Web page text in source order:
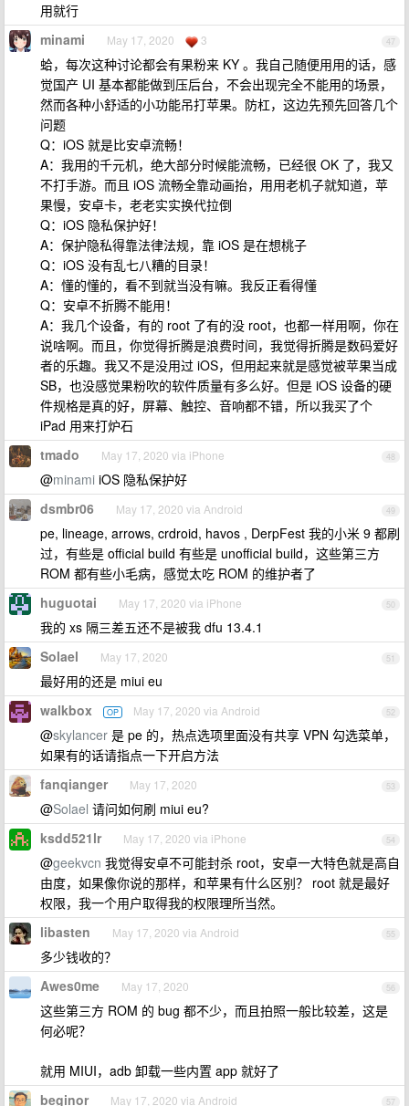
用就行
47
minami May 17, 2020 3
蛤，每次这种讨论都会有果粉来 KY 。我自己随便用用的话，感
觉国产 UI 基本都能做到压后台，不会出现完全不能用的场景，
然而各种小舒适的小功能吊打苹果。防杠，这边先预先回答几个
问题
Q：iOS 就是比安卓流畅！
A：我用的千元机，绝大部分时候能流畅，已经很 OK 了，我又
不打手游。而且 iOS 流畅全靠动画抬，用用老机子就知道，苹
果慢，安卓卡，老老实实换代拉倒
Q：iOS 隐私保护好！
A：保护隐私得靠法律法规，靠 iOS 是在想桃子
Q：iOS 没有乱七八糟的目录！
A：懂的懂的，看不到就当没有嘛。我反正看得懂
Q：安卓不折腾不能用！
A：我几个设备，有的 root 了有的没 root，也都一样用啊，你在
说啥啊。而且，你觉得折腾是浪费时间，我觉得折腾是数码爱好
者的乐趣。我又不是没用过 iOS，但用起来就是感觉被苹果当成
SB，也没感觉果粉吹的软件质量有多么好。但是 iOS 设备的硬
件规格是真的好，屏幕、触控、音响都不错，所以我买了个
iPad 用来打炉石
48
tmado May 17, 2020 via iPhone
@minami iOS 隐私保护好
49
dsmbr06 May 17, 2020 via Android
pe, lineage, arrows, crdroid, havos , DerpFest 我的小米 9 都刷
过，有些是 official build 有些是 unofficial build，这些第三方
ROM 都有些小毛病，感觉太吃 ROM 的维护者了
50
huguotai May 17, 2020 via iPhone
我的 xs 隔三差五还不是被我 dfu 13.4.1
51
Solael May 17, 2020
最好用的还是 miui eu
52
walkbox OP May 17, 2020 via Android
@skylancer 是 pe 的，热点选项里面没有共享 VPN 勾选菜单，
如果有的话请指点一下开启方法
53
fanqianger May 17, 2020
@Solael 请问如何刷 miui eu?
54
ksdd521lr May 17, 2020 via iPhone
@geekvcn 我觉得安卓不可能封杀 root，安卓一大特色就是高自
由度，如果像你说的那样，和苹果有什么区别？ root 就是最好
权限，我一个用户取得我的权限理所当然。
55
libasten May 17, 2020 via Android
多少钱收的？
56
Awes0me May 17, 2020
这些第三方 ROM 的 bug 都不少，而且拍照一般比较差，这是
何必呢？
就用 MIUI，adb 卸载一些内置 app 就好了
57
beginor May 17, 2020 via Android